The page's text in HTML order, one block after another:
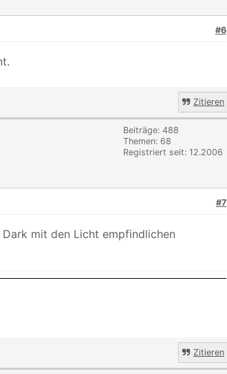
#6
Zitieren
Beiträge: 488
Themen: 68
Registriert seit: 12.2006
#7
mit den Licht empfindlichen
Zitieren